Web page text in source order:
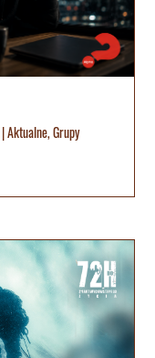
|Aktualne,Grupy